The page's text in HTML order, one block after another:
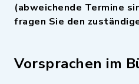
(abweichende Termine
fragen Sie den
Vorsprachen im